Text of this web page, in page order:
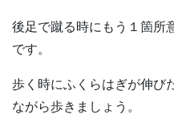
後足で蹴る時にもう１箇所
です。
歩く時にふくらはぎが伸び
ながら歩きましょう。